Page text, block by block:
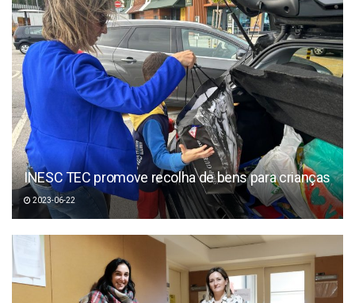
INESC TEC promove recolha de bens para crianças
2023-06-22